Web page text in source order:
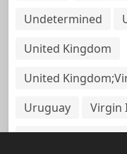
Undetermined
United Kingdom
United
Uruguay
Virgin
Virgin Islands,